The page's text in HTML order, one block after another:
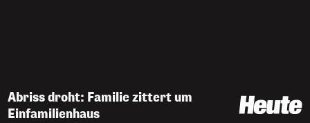
Abriss droht: Familie zittert um
Einfamilienhaus